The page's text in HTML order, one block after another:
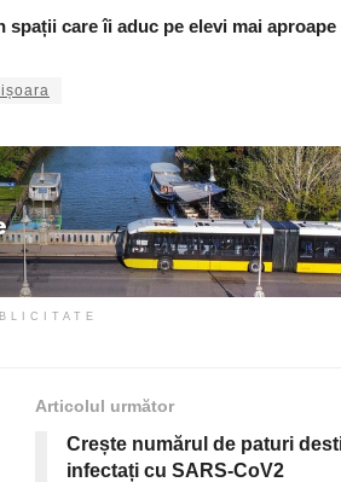
care îi aduc pe elevi mai aproape
Articolul următor
Crește numărul de paturi
infectați cu SARS-CoV2